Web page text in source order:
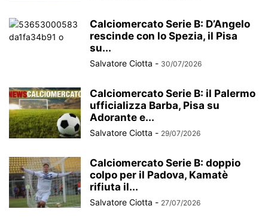
Calciomercato Serie B: D’Angelo
rescinde con lo Spezia, il Pisa
su...
Salvatore Ciotta - 30/07/2026
Calciomercato Serie B: il Palermo
ufficializza Barba, Pisa su
Adorante e...
Salvatore Ciotta - 29/07/2026
Calciomercato Serie B: doppio
colpo per il Padova, Kamatè
rifiuta il...
Salvatore Ciotta - 27/07/2026